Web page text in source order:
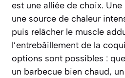
est une alliée de choix.
une source de chaleur
puis relâcher le muscle
l’entrebâillement de la
options sont possibles :
un barbecue bien chaud,